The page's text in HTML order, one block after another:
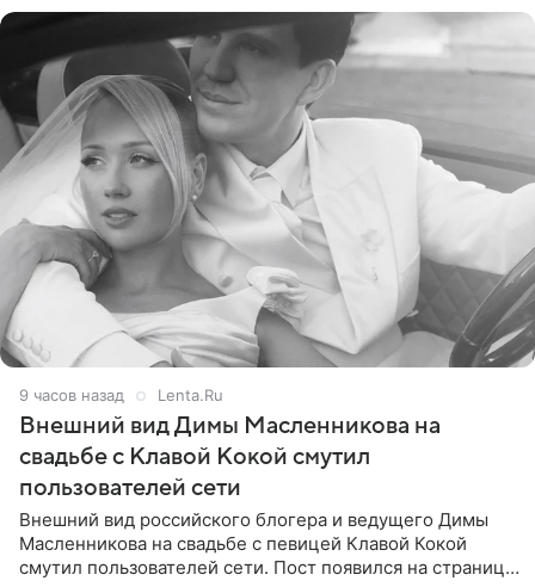
9 часов назад Lenta.Ru
Внешний вид Димы Масленникова на
свадьбе с Клавой Кокой смутил
пользователей сети
Внешний вид российского блогера и ведущего Димы
Масленникова на свадьбе с певицей Клавой Кокой
смутил пользователей сети. Пост появился на странице